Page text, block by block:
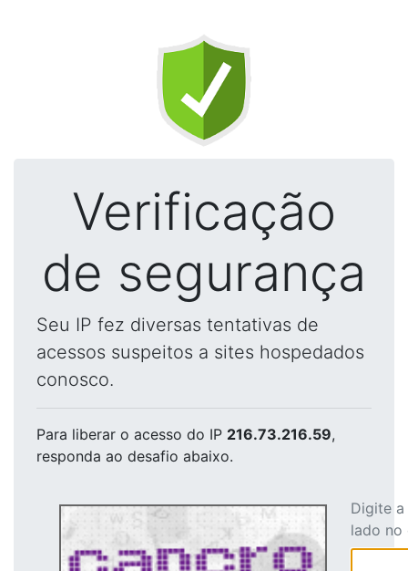
Verificação
de segurança
Seu IP fez diversas tentativas de
acessos suspeitos a sites hospedados
conosco.
Para liberar o acesso do IP 216.73.216.59,
responda ao desafio abaixo.
Digite
lado no